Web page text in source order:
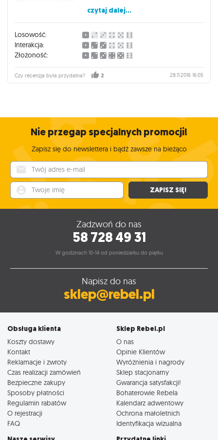
Pudełko wypełnione po brzegi kartami, surowcami,
kartonikami. Bardzo dobrze stworzyć sobie organizer do
Kawerny, bo znacząco przyspiesza to proces rozkładania i
składania gry.
czytaj dalej...
Losowość:
Interakcja:
Złożoność:
Czy recenzja była przydatna? 2 28.11.2016 16:05
Nie przegap specjalnych promocji!
Zapisz się do newslettera i bądź zawsze na bieżąco
ZAPISZ SIĘ!
Zadzwoń do nas
58 728 49 31
W godzinach 10-14 od poniedziałku do piątku
Napisz do nas
sklep@rebel.pl
Obsługa klienta
Koszty dostawy
Kontakt
Reklamacje i zwroty
Czas realizacji zamówień
Bezpieczne zakupy
Sposoby płatności
Regulamin rabatów
O rejestracji
FAQ
Sklep Rebel.pl
O nas
Opinie Klientów
Wyróżnienia i nagrody
Sklep stacjonarny
Gwarancja satysfakcji!
Bohaterowie Rebela
Kalendarz adwentowy
Ochrona małoletnich
Identyfikacja wizualna